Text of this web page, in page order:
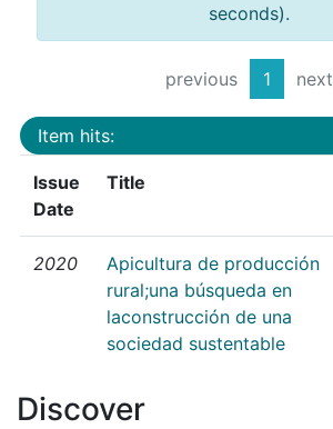
seconds).
previous 1 next
Item hits:
Issue
Date
Title
2020
Apicultura de producción
rural;una búsqueda en
laconstrucción de una
sociedad sustentable
Discover